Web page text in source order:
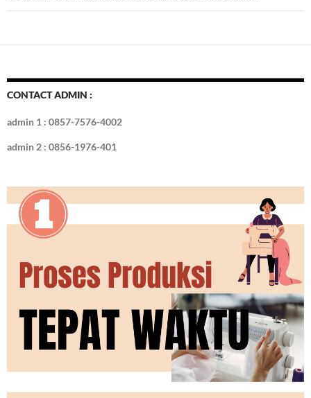
CONTACT ADMIN :
admin 1 : 0857-7576-4002
admin 2 : 0856-1976-401